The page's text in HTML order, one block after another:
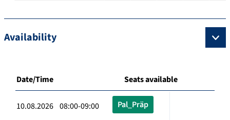
Availability
Date/Time Seats available
10.08.2026 08:00-09:00 Pal_Präp